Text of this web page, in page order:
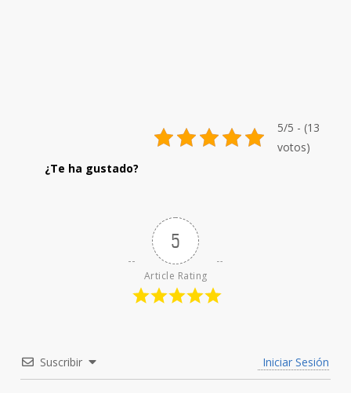
5/5 - (13
votos)
5
Article Rating
Suscribir Iniciar Sesión